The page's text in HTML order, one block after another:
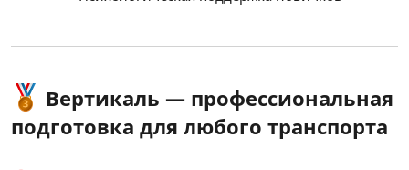
Вертикаль — профессиональная
подготовка для любого транспорта